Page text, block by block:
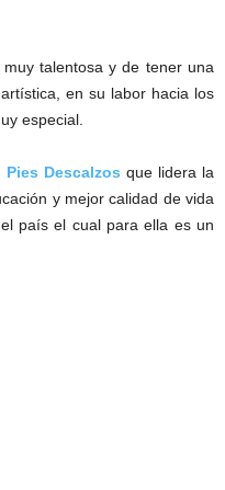
muy talentosa y de tener una
en su labor hacia los
especial.
Descalzos que lidera la
y mejor calidad de vida
país el cual para ella es un